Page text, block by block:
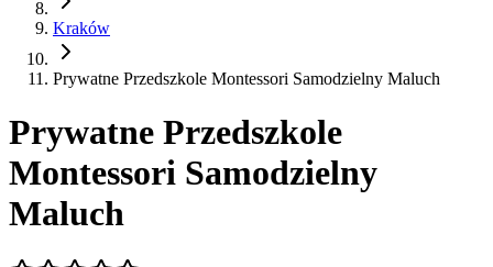
Kraków
Prywatne Przedszkole Montessori Samodzielny Maluch
Prywatne Przedszkole
Montessori Samodzielny
Maluch